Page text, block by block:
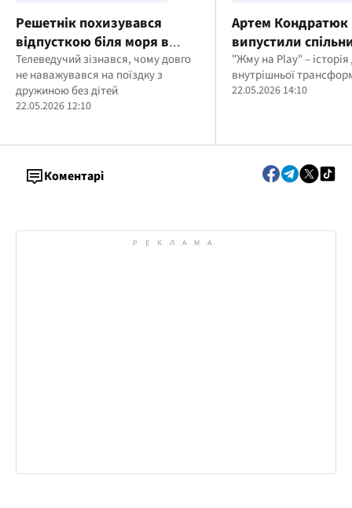
Решетнік похизувався
відпусткою біля моря в
люксовому готелі ціною у
80 тисяч за ніч
Телеведучий зізнався, чому довго
не наважувався на поїздку з
дружиною без дітей
22.05.2026 12:10
Артем Кондратюк
випустили
про внутрішні
"Жму на Play" –
внутрішньої
22.05.2026 14:10
Коментарі